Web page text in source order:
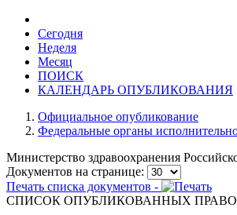
Сегодня
Неделя
Месяц
ПОИСК
КАЛЕНДАРЬ ОПУБЛИКОВАНИЯ
Официальное опубликование
Федеральные органы
Министерство здравоохранения
Документов на странице:
Печать списка документов -
СПИСОК ОПУБЛИКОВАННЫХ